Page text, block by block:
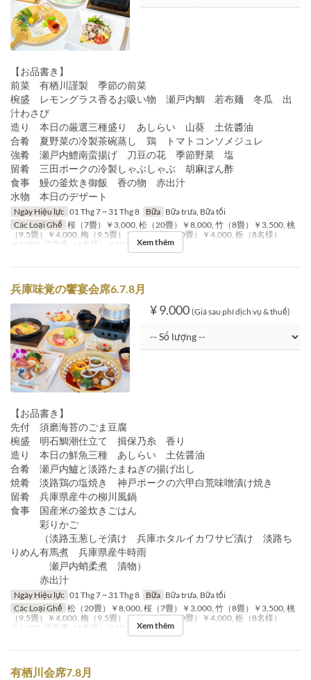
【お品書き】
前菜 有栖川謹製 季節の前菜
椀盛 レモングラス香るお吸い物 瀬戸内鯛 若布麺 冬瓜 出
汁わさび
造り 本日の厳選三種盛り あしらい 山葵 土佐醬油
合肴 夏野菜の冷製茶碗蒸し 鶏 トマトコンソメジュレ
強肴 瀬戸内鱧南蛮揚げ 刀豆の花 季節野菜 塩
留肴 三田ポークの冷製しゃぶしゃぶ 胡麻ぽん酢
食事 鰻の釜炊き御飯 香の物 赤出汁
水物 本日のデザート
Ngày Hiệu lực 01 Thg 7 ~ 31 Thg 8 Bữa Bữa trưa, Bữa tối
Các Loại Ghế 桜（7畳）￥3,000, 松（20畳）￥8,000, 竹（8畳）￥3,500, 桃
（9.5畳）￥4,000, 梅（9.5畳）￥4,000, 桐（10畳）￥4,000, 栃（8名様）
￥4,000, 濤声庵（6名様）￥10,000, テーブル
Xem thêm
兵庫味覚の饗宴会席6.7.8月
¥ 9.000 (Giá sau phí dịch vụ & thuế)
【お品書き】
先付 須磨海苔のごま豆腐
椀盛 明石鯛潮仕立て 揖保乃糸 香り
造り 本日の鮮魚三種 あしらい 土佐醤油
合肴 瀬戸内鱸と淡路たまねぎの揚げ出し
焼肴 淡路鶏の塩焼き 神戸ポークの六甲白荒味噌漬け焼き
留肴 兵庫県産牛の柳川風鍋
食事 国産米の釜炊きごはん
彩りかご
（淡路玉葱しそ漬け 兵庫ホタルイカワサビ漬け 淡路ち
りめん有馬煮 兵庫県産牛時雨
瀬戸内蛸柔煮 漬物）
赤出汁
Ngày Hiệu lực 01 Thg 7 ~ 31 Thg 8 Bữa Bữa trưa, Bữa tối
Các Loại Ghế 松（20畳）￥8,000, 桜（7畳）￥3,000, 竹（8畳）￥3,500, 桃
（9.5畳）￥4,000, 梅（9.5畳）￥4,000, 桐（10畳）￥4,000, 栃（8名様）
￥4,000, 濤声庵（6名様）￥10,000, テーブル
Xem thêm
有栖川会席7.8月